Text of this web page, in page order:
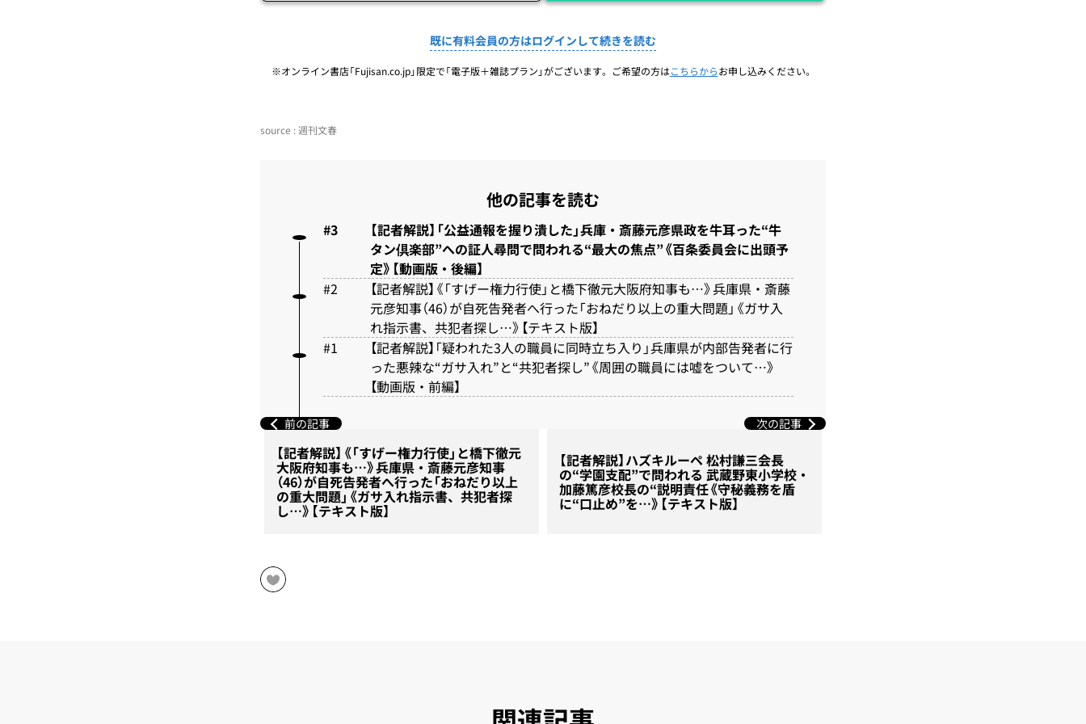
既に有料会員の方はログインして続きを読む
※オンライン書店「Fujisan.co.jp」限定で「電子版＋雑誌プラン」がございます。ご希望の方はこちらからお申し込みください。
source : 週刊文春
他の記事を読む
【記者解説】「公益通報を握り潰した」兵庫・斎藤元彦県政を牛耳った“牛
タン倶楽部”への証人尋問で問われる“最大の焦点”《百条委員会に出頭予
定》【動画版・後編】
【記者解説】《「すげー権力行使」と橋下徹元大阪府知事も…》兵庫県・斎藤
元彦知事（46）が自死告発者へ行った「おねだり以上の重大問題」《ガサ入
れ指示書、共犯者探し…》【テキスト版】
【記者解説】「疑われた3人の職員に同時立ち入り」兵庫県が内部告発者に行
った悪辣な“ガサ入れ”と“共犯者探し”《周囲の職員には嘘をついて…》
【動画版・前編】
前の記事
【記者解説】《「すげー権力行使」と橋下徹元
大阪府知事も…》兵庫県・斎藤元彦知事
（46）が自死告発者へ行った「おねだり以上
の重大問題」《ガサ入れ指示書、共犯者探
し…》【テキスト版】
次の記事
【記者解説】ハズキルーペ 松村謙三会長
の“学園支配”で問われる 武蔵野東小学校・
加藤篤彦校長の“説明責任《守秘義務を盾
に“口止め”を…》【テキスト版】